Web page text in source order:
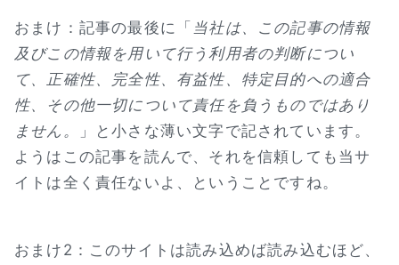
おまけ：記事の最後に「 当社は、この記事の情報
及びこの情報を用いて行う利用者の判断につい
て、正確性、完全性、有益性、特定目的への適合
性、その他一切について責任を負うものではあり
ません。
」と小さな薄い文字で記されています。
ようはこの記事を読んで、それを信頼しても当サ
イトは全く責任ないよ、ということですね。
おまけ2：このサイトは読み込めば読み込むほど、